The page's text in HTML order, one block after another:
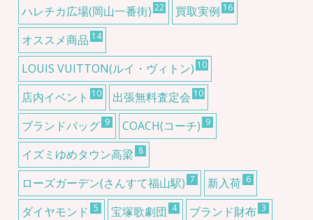
ハレチカ広場(岡山一番街) 22 買取実例 16
オススメ商品 14
LOUIS VUITTON(ルイ・ヴィトン) 10
店内イベント 10 出張無料査定会 10
ブランドバッグ 9 COACH(コーチ) 9
イズミゆめタウン高梁 8
ローズガーデン(さんすて福山駅) 7 新入荷 6
ダイヤモンド 5 宝塚歌劇団 4 ブランド財布 3